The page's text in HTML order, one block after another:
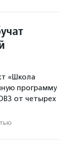
«Школа
программу
от четырех